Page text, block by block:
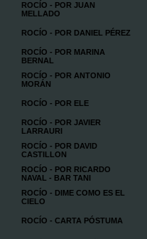
ROCÍO - POR JUAN
MELLADO
ROCÍO - POR DANIEL PÉREZ
ROCÍO - POR MARINA
BERNAL
ROCÍO - POR ANTONIO
MORÁN
ROCÍO - POR ELE
ROCÍO - POR JAVIER
LARRAURI
ROCÍO - POR DAVID
CASTILLON
ROCÍO - POR RICARDO
NAVAL - BAR TANI
ROCÍO - DIME COMO ES EL
CIELO
ROCÍO - CARTA PÓSTUMA